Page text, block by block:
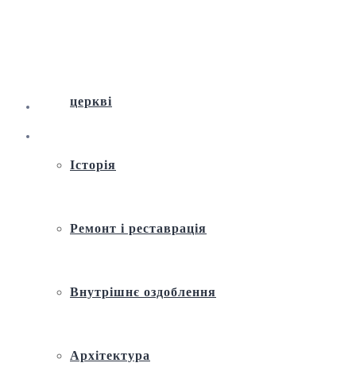
церкві
Історія
Ремонт і реставрація
Внутрішнє оздоблення
Архітектура